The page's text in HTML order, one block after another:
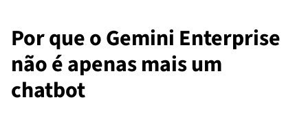
Por que o Gemini Enterprise
não é apenas mais um
chatbot